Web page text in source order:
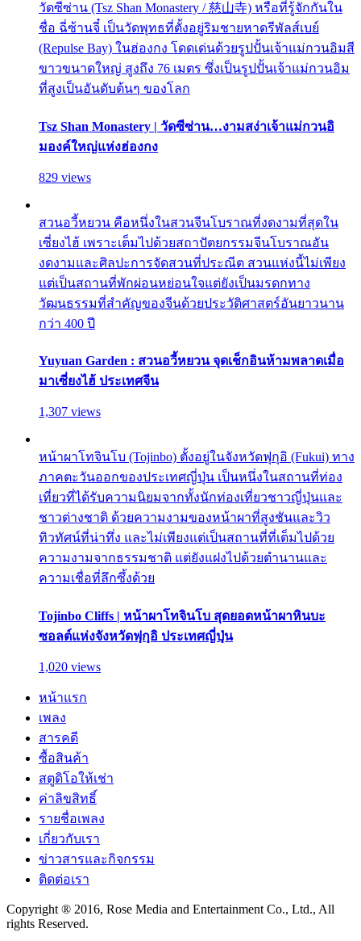
วัดซีซ่าน (Tsz Shan Monastery / 慈山寺) หรือที่รู้จักกันใน
ชื่อ ฉี่ซ้านจี๋ เป็นวัดพุทธที่ตั้งอยู่ริมชายหาดรีพัลส์เบย์
(Repulse Bay) ในฮ่องกง โดดเด่นด้วยรูปปั้นเจ้าแม่กวนอิมสี
ขาวขนาดใหญ่ สูงถึง 76 เมตร ซึ่งเป็นรูปปั้นเจ้าแม่กวนอิม
ที่สูงเป็นอันดับต้นๆ ของโลก
Tsz Shan Monastery | วัดซีซ่าน…งามสง่าเจ้าแม่กวนอิ
มองค์ใหญ่แห่งฮ่องกง
829 views
สวนอวี้หยวน คือหนึ่งในสวนจีนโบราณที่งดงามที่สุดใน
เซี่ยงไฮ้ เพราะเต็มไปด้วยสถาปัตยกรรมจีนโบราณอัน
งดงามและศิลปะการจัดสวนที่ประณีต สวนแห่งนี้ไม่เพียง
แต่เป็นสถานที่พักผ่อนหย่อนใจแต่ยังเป็นมรดกทาง
วัฒนธรรมที่สำคัญของจีนด้วยประวัติศาสตร์อันยาวนาน
กว่า 400 ปี
Yuyuan Garden : สวนอวี้หยวน จุดเช็กอินห้ามพลาดเมื่อ
มาเซี่ยงไฮ้ ประเทศจีน
1,307 views
หน้าผาโทจินโบ (Tojinbo) ตั้งอยู่ในจังหวัดฟุกุอิ (Fukui) ทาง
ภาคตะวันออกของประเทศญี่ปุ่น เป็นหนึ่งในสถานที่ท่อง
เที่ยวที่ได้รับความนิยมจากทั้งนักท่องเที่ยวชาวญี่ปุ่นและ
ชาวต่างชาติ ด้วยความงามของหน้าผาที่สูงชันและวิว
ทิวทัศน์ที่น่าทึ่ง และไม่เพียงแต่เป็นสถานที่ที่เต็มไปด้วย
ความงามจากธรรมชาติ แต่ยังแฝงไปด้วยตำนานและ
ความเชื่อที่ลึกซึ้งด้วย
Tojinbo Cliffs | หน้าผาโทจินโบ สุดยอดหน้าผาหินบะ
ซอลต์แห่งจังหวัดฟุกุอิ ประเทศญี่ปุ่น
1,020 views
หน้าแรก
เพลง
สารคดี
ซื้อสินค้า
สตูดิโอให้เช่า
ค่าลิขสิทธิ์
รายชื่อเพลง
เกี่ยวกับเรา
ข่าวสารและกิจกรรม
ติดต่อเรา
Copyright ® 2016, Rose Media and Entertainment Co., Ltd., All
rights Reserved.